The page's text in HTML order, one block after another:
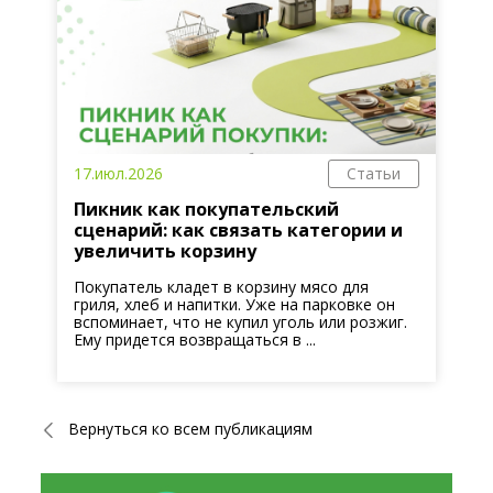
17.июл.2026 Статьи
Пикник как покупательский
сценарий: как связать категории и
увеличить корзину
Покупатель кладет в корзину мясо для
гриля, хлеб и напитки. Уже на парковке он
вспоминает, что не купил уголь или розжиг.
Ему придется возвращаться в ...
Вернуться ко всем публикациям